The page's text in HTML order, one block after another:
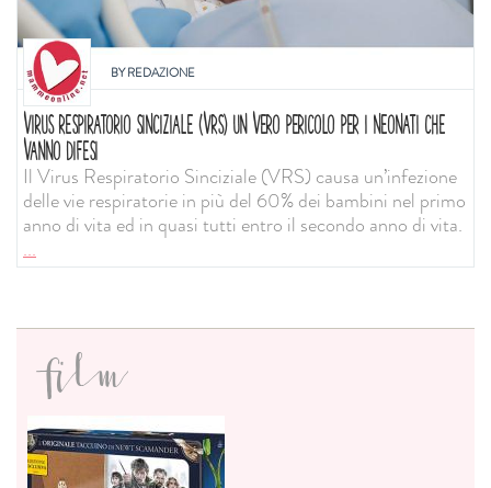
BYREDAZIONE
VIRUS RESPIRATORIO SINCIZIALE (VRS) UN VERO PERICOLO PER I NEONATI CHE
VANNO DIFESI
Il Virus Respiratorio Sinciziale (VRS) causa un’infezione
delle vie respiratorie in più del 60% dei bambini nel primo
anno di vita ed in quasi tutti entro il secondo anno di vita.
...
film